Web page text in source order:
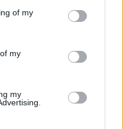
You may click to
its third-party tags to
in below Google
of my
my
my
La Marmora, parcheggio
falsi incaricati